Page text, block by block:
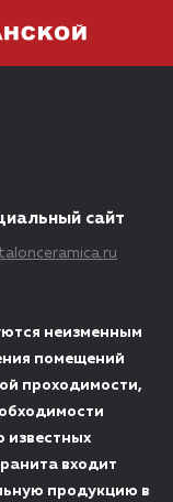
сайт
неизменным
помещений
проходимости,
известных
входит
продукцию в